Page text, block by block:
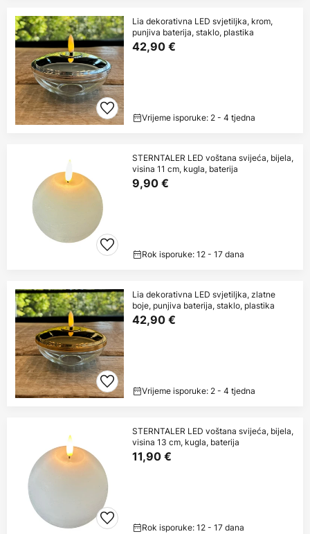
Lia dekorativna LED svjetiljka, krom,
punjiva baterija, staklo, plastika
42,90 €
Vrijeme isporuke: 2 - 4 tjedna
STERNTALER LED voštana svijeća, bijela,
visina 11 cm, kugla, baterija
9,90 €
Rok isporuke: 12 - 17 dana
Lia dekorativna LED svjetiljka, zlatne
boje, punjiva baterija, staklo, plastika
42,90 €
Vrijeme isporuke: 2 - 4 tjedna
STERNTALER LED voštana svijeća, bijela,
visina 13 cm, kugla, baterija
11,90 €
Rok isporuke: 12 - 17 dana